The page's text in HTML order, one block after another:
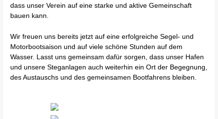
dass unser Verein auf eine starke und aktive Gemeinschaft
bauen kann.
Wir freuen uns bereits jetzt auf eine erfolgreiche Segel- und
Motorbootsaison und auf viele schöne Stunden auf dem
Wasser. Lasst uns gemeinsam dafür sorgen, dass unser Hafen
und unsere Steganlagen auch weiterhin ein Ort der Begegnung,
des Austauschs und des gemeinsamen Bootfahrens bleiben.